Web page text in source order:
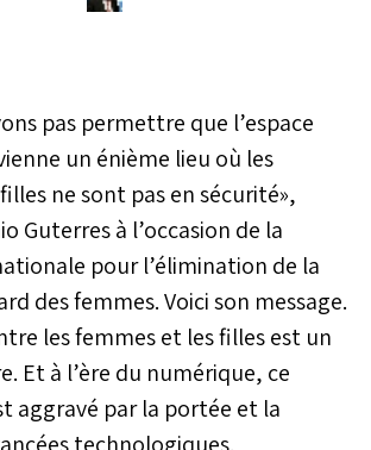
pas permettre que l’espace
un énième lieu où les
ne sont pas en sécurité»,
Guterres à l’occasion de la
pour l’élimination de la
des femmes. Voici son message.
les femmes et les filles est un
Et à l’ère du numérique, ce
aggravé par la portée et la